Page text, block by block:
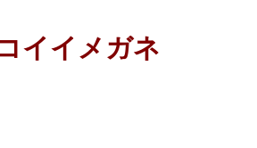
イイメガネ